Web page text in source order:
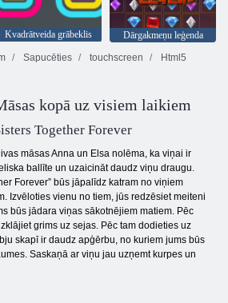
Kvadrātveida grābeklis
Dārgakmeņu leģenda
Sapucēties touchscreen
Html5
kopā uz visiem laikiem
Together Forever
māsas Anna un Elsa nolēma, ka viņai ir
ballīte un uzaicināt daudz viņu draugu.
Forever” būs jāpalīdz katram no viņiem
Izvēloties vienu no tiem, jūs redzēsiet meiteni
būs jādara viņas sākotnējiem matiem. Pēc
grims uz sejas. Pēc tam dodieties uz
skapī ir daudz apģērbu, no kuriem jums būs
Saskaņā ar viņu jau uzņemt kurpes un